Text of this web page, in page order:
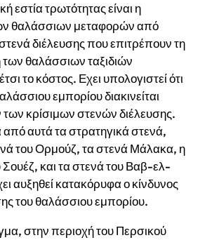
εστία τρωτότητας είναι η
θαλάσσιων μεταφορών από
διέλευσης που επιτρέπουν τη
θαλάσσιων ταξιδιών
το κόστος. Εχει υπολογιστεί ότι
εμπορίου διακινείται
κρίσιμων στενών διέλευσης.
από αυτά τα στρατηγικά στενά,
του Ορμούζ, τα στενά Μάλακα, η
και τα στενά του Βαβ-ελ-
αυξηθεί κατακόρυφα ο κίνδυνος
του θαλάσσιου εμπορίου.
στην περιοχή του Περσικού